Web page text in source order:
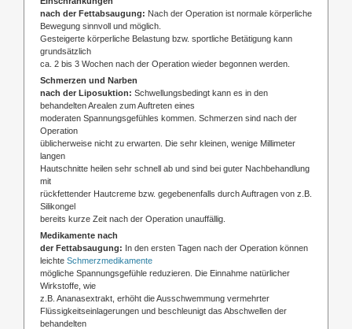
nach der Fettabsaugung: Nach der Operation ist normale körperliche
Bewegung sinnvoll und möglich.
Gesteigerte körperliche Belastung bzw. sportliche Betätigung kann
grundsätzlich
ca. 2 bis 3 Wochen nach der Operation wieder begonnen werden.
Schmerzen und Narben
nach der Liposuktion: Schwellungsbedingt kann es in den
behandelten Arealen zum Auftreten eines
moderaten Spannungsgefühles kommen. Schmerzen sind nach der
Operation
üblicherweise nicht zu erwarten. Die sehr kleinen, wenige Millimeter
langen
Hautschnitte heilen sehr schnell ab und sind bei guter Nachbehandlung
mit
rückfettender Hautcreme bzw. gegebenenfalls durch Auftragen von z.B.
Silikongel
bereits kurze Zeit nach der Operation unauffällig.
Medikamente nach
der Fettabsaugung: In den ersten Tagen nach der Operation können
leichte Schmerzmedikamente
mögliche Spannungsgefühle reduzieren. Die Einnahme natürlicher
Wirkstoffe, wie
z.B. Ananasextrakt, erhöht die Ausschwemmung vermehrter
Flüssigkeitseinlagerungen und beschleunigt das Abschwellen der
behandelten